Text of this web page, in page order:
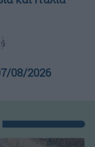
08/2026